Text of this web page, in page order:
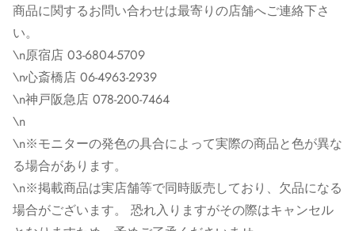
※モニターの発色の具合によって実際の商品と色が異な
る場合があります。
※掲載商品は実店舗等で同時販売しており、欠品になる
場合がございます。 恐れ入りますがその際はキャンセル
※原則、お客様都合でのキャンセル・返品はお受けでき
ません。
※ゴローズの新品画像につきましては画像を転用してお
ります。新品レザー商品のビーズに関しては画像と異な
商品に関するお問い合わせは最寄りの店舗へご連絡下さ
い。
\n原宿店 03-6804-5709
\n心斎橋店 06-4963-2939
\n神戸阪急店 078-200-7464
\n
\n※モニターの発色の具合によって実際の商品と色が異な
る場合があります。
\n※掲載商品は実店舗等で同時販売しており、欠品になる
場合がございます。 恐れ入りますがその際はキャンセル